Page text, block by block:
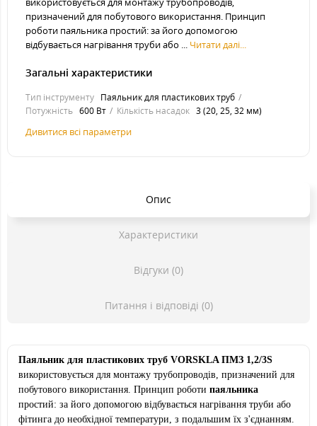
призначений для побутового використання. Принцип
роботи паяльника простий: за його допомогою
відбувається нагрівання труби або ... Читати далі...
Загальні характеристики
Тип інструменту Паяльник для пластикових труб
Потужність 600 Вт Кількість насадок 3 (20, 25, 32 мм)
Дивитися всі параметри
Опис
Характеристики
Відгуки (0)
Питання і відповіді (0)
Паяльник для пластикових труб VORSKLA ПМЗ 1,2/3S
використовується для монтажу трубопроводів, призначений для
побутового використання. Принцип роботи паяльника
простий: за його допомогою відбувається нагрівання труби або
фітинга до необхідної температури, з подальшим їх з'єднанням.